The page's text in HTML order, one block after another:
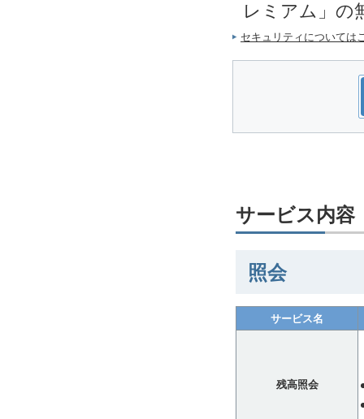
レミアム」の
セキュリティについては
サービス内容
照会
サービス名
残高照会